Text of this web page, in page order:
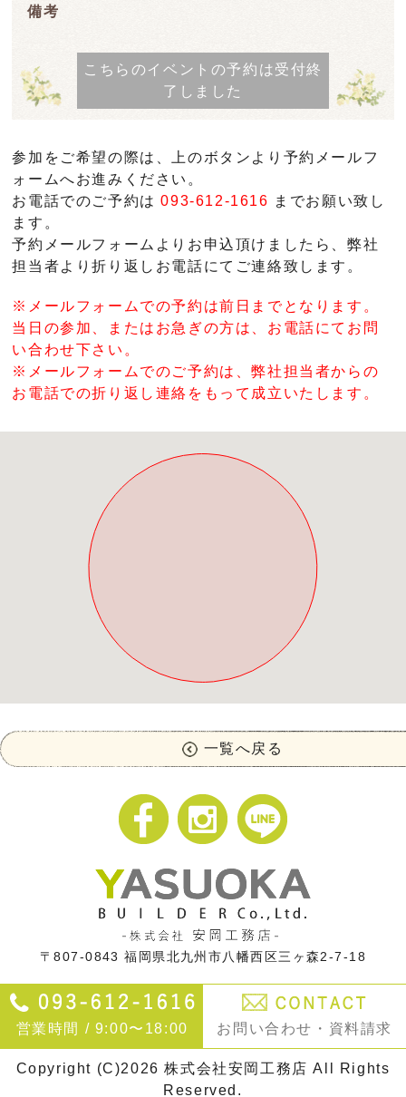
備考
こちらのイベントの予約は 受付終
了しました
参加をご希望の際は、上のボタンより予約メールフ
ォームへお進みください。
お電話でのご予約は093-612-1616 までお願い致し
ます。
予約メールフォームよりお申込頂けましたら、弊社
担当者より折り返しお電話にてご連絡致します。
※メールフォームでの予約は前日までとなります。
当日の参加、またはお急ぎの方は、お電話にてお問
い合わせ下さい。
※メールフォームでのご予約は、弊社担当者からの
お電話での折り返し連絡をもって成立いたします。
一覧へ戻る
〒807-0843福岡県北九州市八幡西区三ヶ森2-7-18
営業時間 / 9:00〜18:00 お問い合わせ・資料請求
Copyright (C)2026 株式会社安岡工務店 All Rights
Reserved.